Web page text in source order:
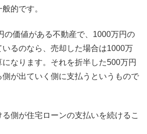
的です。
の価値がある不動産で、1000万円の
るのなら、売却した場合は1000万
なります。それを折半した500万円
側が出ていく側に支払うというもので
側が住宅ローンの支払いを続けるこ